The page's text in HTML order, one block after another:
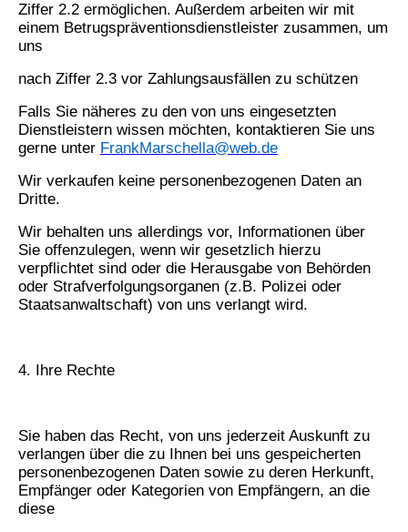
Ziffer 2.2 ermöglichen. Außerdem arbeiten wir mit
einem Betrugspräventionsdienstleister zusammen, um
uns
nach Ziffer 2.3 vor Zahlungsausfällen zu schützen
Falls Sie näheres zu den von uns eingesetzten
Dienstleistern wissen möchten, kontaktieren Sie uns
gerne unter FrankMarschella@web.de
Wir verkaufen keine personenbezogenen Daten an
Dritte.
Wir behalten uns allerdings vor, Informationen über
Sie offenzulegen, wenn wir gesetzlich hierzu
verpflichtet sind oder die Herausgabe von Behörden
oder Strafverfolgungsorganen (z.B. Polizei oder
Staatsanwaltschaft) von uns verlangt wird.
4. Ihre Rechte
Sie haben das Recht, von uns jederzeit Auskunft zu
verlangen über die zu Ihnen bei uns gespeicherten
personenbezogenen Daten sowie zu deren Herkunft,
Empfänger oder Kategorien von Empfängern, an die
diese